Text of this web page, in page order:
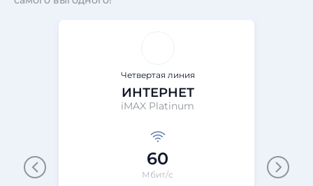
Четвертая линия
ИНТЕРНЕТ
iMAX Platinum
60
Мбит/с